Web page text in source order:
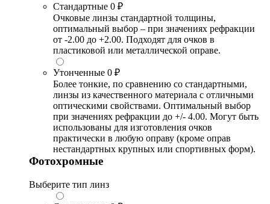
Стандартные 0 ₽
Очковые линзы стандартной толщины,
оптимальный выбор – при значениях рефракции
от -2.00 до +2.00. Подходят для очков в
пластиковой или металлической оправе.
Утонченные 0 ₽
Более тонкие, по сравнению со стандартными,
линзы из качественного материала с отличными
оптическими свойствами. Оптимальный выбор
при значениях рефракции до +/- 4.00. Могут быть
использованы для изготовления очков
практически в любую оправу (кроме оправ
нестандартных крупных или спортивных форм).
Фотохромные
Выберите тип линз